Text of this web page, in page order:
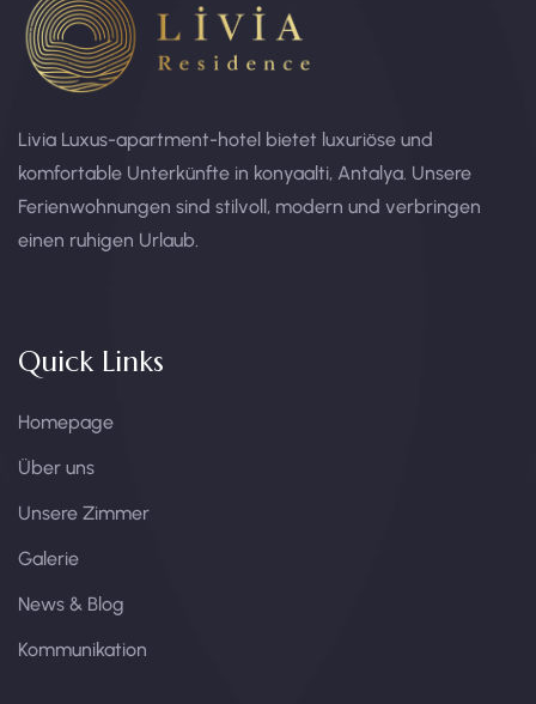
Livia Luxus-apartment-hotel bietet luxuriöse und
komfortable Unterkünfte in konyaalti, Antalya. Unsere
Ferienwohnungen sind stilvoll, modern und verbringen
einen ruhigen Urlaub.
Quick Links
Homepage
Über uns
Unsere Zimmer
Galerie
News & Blog
Kommunikation